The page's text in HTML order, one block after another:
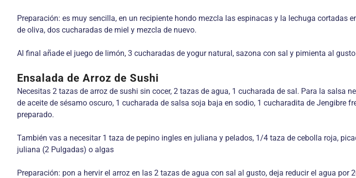
Preparación: es muy sencilla, en un recipiente hondo mezcla las espinacas y la lechuga cortadas
de oliva, dos cucharadas de miel y mezcla de nuevo.
Al final añade el juego de limón, 3 cucharadas de yogur natural, sazona con sal y pimienta al
Ensalada de Arroz de Sushi
Necesitas 2 tazas de arroz de sushi sin cocer, 2 tazas de agua, 1 cucharada de sal. Para la salsa
de aceite de sésamo oscuro, 1 cucharada de salsa soja baja en sodio, 1 cucharadita de Jengibre
preparado.
También vas a necesitar 1 taza de pepino ingles en juliana y pelados, 1/4 taza de cebolla roja,
juliana (2 Pulgadas) o algas
Preparación: pon a hervir el arroz en las 2 tazas de agua con sal al gusto, deja reducir el agua